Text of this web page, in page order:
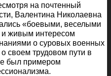
на почтенный
Валентина Николаевна
«боевыми, веселыми
живым интересом
о суровых военных
своем трудовом пути в
был примером